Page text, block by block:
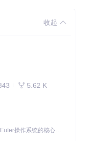
收起
5.62 K
openEuler内核是openEuler操作系统的核心，既是系统性能与稳定性的基石，也是连接处理器、设备与服务的桥梁。